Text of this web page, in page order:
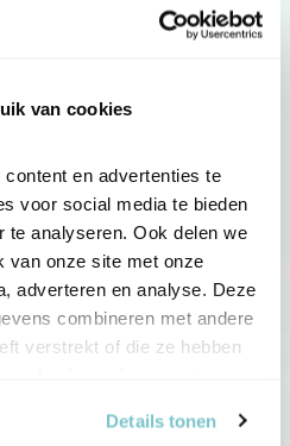
van cookies
en advertenties te
voor social media te bieden
te analyseren. Ook delen we
van onze site met onze
adverteren en analyse. Deze
combineren met andere
verstrekt of die ze hebben
Details tonen
inspiratie, acties en tips
Vogelbescherming.